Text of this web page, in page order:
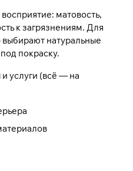
матовость,
к загрязнениям. Для
выбирают натуральные
покраску.
услуги (всё — на